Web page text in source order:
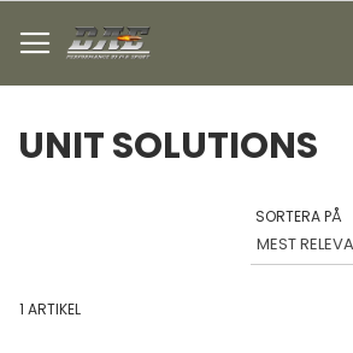
TILL
INNEHÅLLET
UNIT SOLUTIONS
1 ARTIKEL
SORTERA PÅ